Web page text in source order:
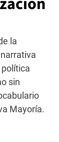
la
sin
Mayoría.